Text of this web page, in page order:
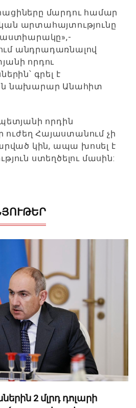
մարդու համար
արտահայտությունը
անդրադառնալով
որդու
գրել է
նախարար Անահիտ
որդին
ուժեղ Հայաստանում չի
կին, ապա խոսել է
ստեղծելու մասին:
2 մլրդ դոլարի